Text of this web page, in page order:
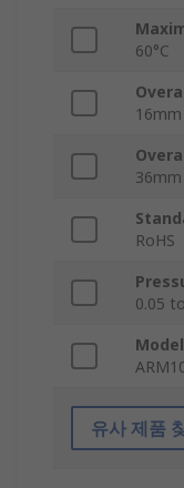
60°C
16mm
36mm
RoHS
0.05
유사 제품